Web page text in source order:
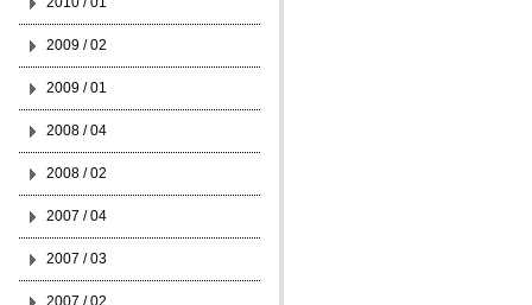
2009 / 02
2009 / 01
2008 / 04
2008 / 02
2007 / 04
2007 / 03
2007 / 02